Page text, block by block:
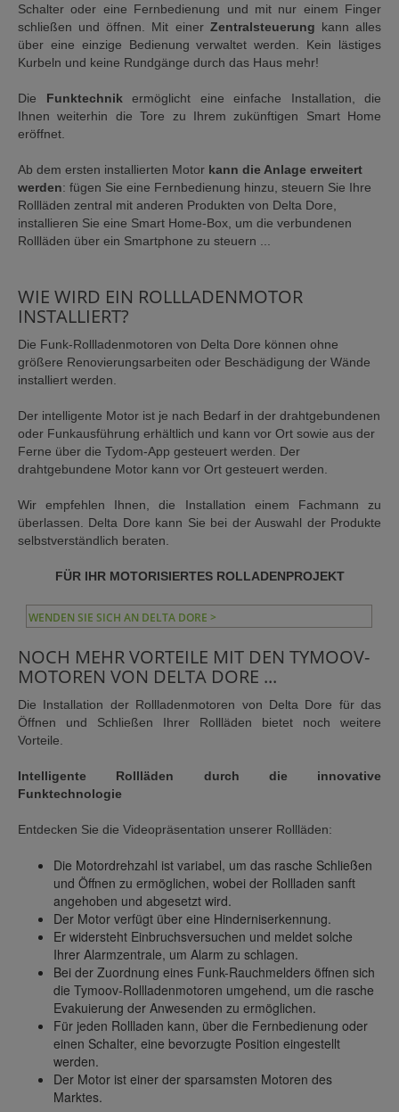
Schalter oder eine Fernbedienung und mit nur einem Finger
schließen und öffnen. Mit einer Zentralsteuerung kann alles
über eine einzige Bedienung verwaltet werden. Kein lästiges
Kurbeln und keine Rundgänge durch das Haus mehr!
Die Funktechnik ermöglicht eine einfache Installation, die
Ihnen weiterhin die Tore zu Ihrem zukünftigen Smart Home
eröffnet.
Ab dem ersten installierten Motor kann die Anlage erweitert
werden: fügen Sie eine Fernbedienung hinzu, steuern Sie Ihre
Rollläden zentral mit anderen Produkten von Delta Dore,
installieren Sie eine Smart Home-Box, um die verbundenen
Rollläden über ein Smartphone zu steuern ...
WIE WIRD EIN ROLLLADENMOTOR
INSTALLIERT?
Die Funk-Rollladenmotoren von Delta Dore können ohne
größere Renovierungsarbeiten oder Beschädigung der Wände
installiert werden.
Der intelligente Motor ist je nach Bedarf in der drahtgebundenen
oder Funkausführung erhältlich und kann vor Ort sowie aus der
Ferne über die Tydom-App gesteuert werden. Der
drahtgebundene Motor kann vor Ort gesteuert werden.
Wir empfehlen Ihnen, die Installation einem Fachmann zu
überlassen. Delta Dore kann Sie bei der Auswahl der Produkte
selbstverständlich beraten.
FÜR IHR MOTORISIERTES ROLLADENPROJEKT
WENDEN SIE SICH AN DELTA DORE >
NOCH MEHR VORTEILE MIT DEN TYMOOV-
MOTOREN VON DELTA DORE ...
Die Installation der Rollladenmotoren von Delta Dore für das
Öffnen und Schließen Ihrer Rollläden bietet noch weitere
Vorteile.
Intelligente Rollläden durch die innovative
Funktechnologie
Entdecken Sie die Videopräsentation unserer Rollläden:
Die Motordrehzahl ist variabel, um das rasche Schließen
und Öffnen zu ermöglichen, wobei der Rollladen sanft
angehoben und abgesetzt wird.
Der Motor verfügt über eine Hinderniserkennung.
Er widersteht Einbruchsversuchen und meldet solche
Ihrer Alarmzentrale, um Alarm zu schlagen.
Bei der Zuordnung eines Funk-Rauchmelders öffnen sich
die Tymoov-Rollladenmotoren umgehend, um die rasche
Evakuierung der Anwesenden zu ermöglichen.
Für jeden Rollladen kann, über die Fernbedienung oder
einen Schalter, eine bevorzugte Position eingestellt
werden.
Der Motor ist einer der sparsamsten Motoren des
Marktes.